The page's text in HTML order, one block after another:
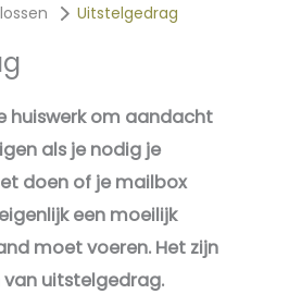
Uitstelgedrag
huiswerk om aandacht
als je nodig je
doen of je mailbox
een moeilijk
moet voeren. Het zijn
uitstelgedrag.